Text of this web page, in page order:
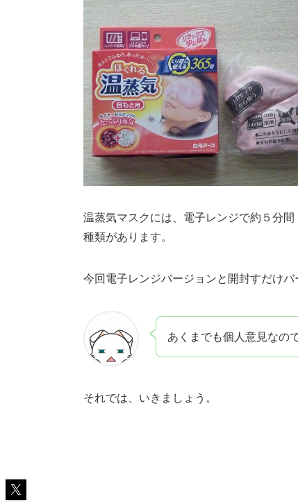
温蒸気マスクには、電子レンジで約５分
種類があります。
今回電子レンジバージョンと開封すだけバ
あくまでも個人意見なの
それでは、いきましょう。